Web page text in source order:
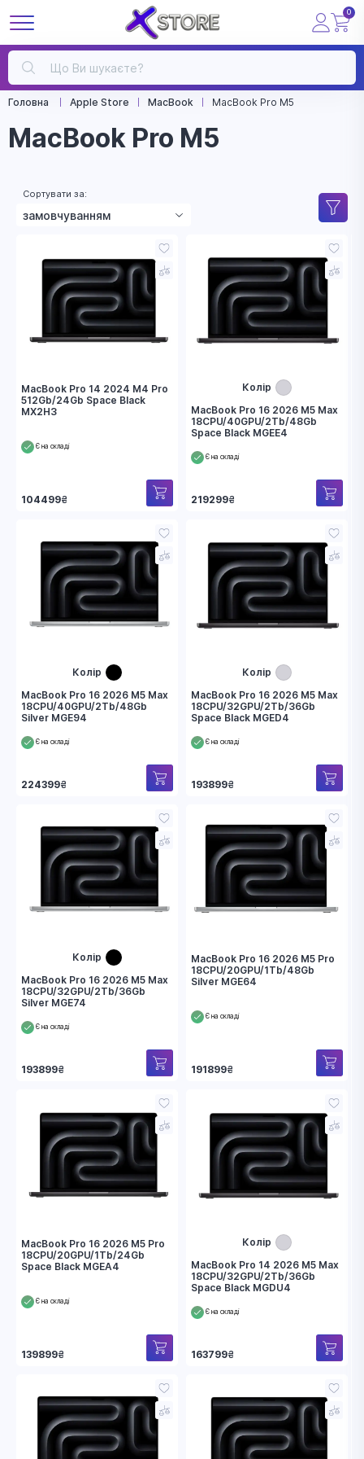
0
Головна Apple Store MacBook MacBook Pro M5
MacBook Pro M5
Сортувати за:
зростанням ціни
зменшенням ціни
рейтингом
MacBook Pro 14 2024 M4 Pro
512Gb/24Gb Space Black
MX2H3
Є на складі
104499₴
Колір
MacBook Pro 16 2026 M5 Max
18CPU/40GPU/2Tb/48Gb
Space Black MGEE4
Є на складі
219299₴
Колір
MacBook Pro 16 2026 M5 Max
18CPU/40GPU/2Tb/48Gb
Silver MGE94
Є на складі
224399₴
Колір
MacBook Pro 16 2026 M5 Max
18CPU/32GPU/2Tb/36Gb
Space Black MGED4
Є на складі
193899₴
Колір
MacBook Pro 16 2026 M5 Max
18CPU/32GPU/2Tb/36Gb
Silver MGE74
Є на складі
193899₴
MacBook Pro 16 2026 M5 Pro
18CPU/20GPU/1Tb/48Gb
Silver MGE64
Є на складі
191899₴
MacBook Pro 16 2026 M5 Pro
18CPU/20GPU/1Tb/24Gb
Space Black MGEA4
Є на складі
139899₴
Колір
MacBook Pro 14 2026 M5 Max
18CPU/32GPU/2Tb/36Gb
Space Black MGDU4
Є на складі
163799₴